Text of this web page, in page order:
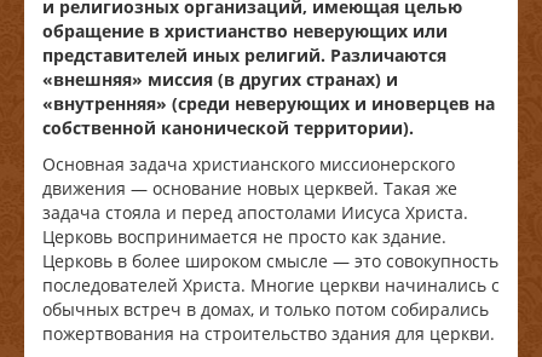
и религиозных организаций, имеющая целью
обращение в христианство неверующих или
представителей иных религий. Различаются
«внешняя» миссия (в других странах) и
«внутренняя» (среди неверующих и иноверцев на
собственной канонической территории).
Основная задача христианского миссионерского
движения — основание новых церквей. Такая же
задача стояла и перед апостолами Иисуса Христа.
Церковь воспринимается не просто как здание.
Церковь в более широком смысле — это совокупность
последователей Христа. Многие церкви начинались с
обычных встреч в домах, и только потом собирались
пожертвования на строительство здания для церкви.